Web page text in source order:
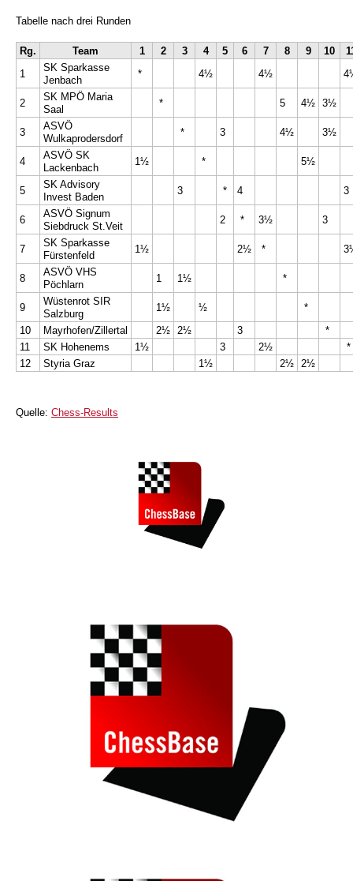
Tabelle nach drei Runden
Rg. Team 1 2 3 4 5 6 7 8 9 10
1
SK Sparkasse
Jenbach
* 4½ 4½
2
SK MPÖ Maria
Saal
* 5 4½ 3½
3
ASVÖ
Wulkaprodersdorf
* 3 4½ 3½
4
ASVÖ SK
Lackenbach
1½ * 5½
5
SK Advisory
Invest Baden
3 * 4 3
6
ASVÖ Signum
Siebdruck St.Veit
2 * 3½ 3
7
SK Sparkasse
Fürstenfeld
1½ 2½ *
8
ASVÖ VHS
Pöchlarn
1 1½ *
9
Wüstenrot SIR
Salzburg
1½ ½
*
10
Mayrhofen/Zillertal 2½ 2½ 3
*
11
SK Hohenems 1½ 3 2½
*
12
Styria Graz 1½ 2½ 2½
Quelle: Chess-Results